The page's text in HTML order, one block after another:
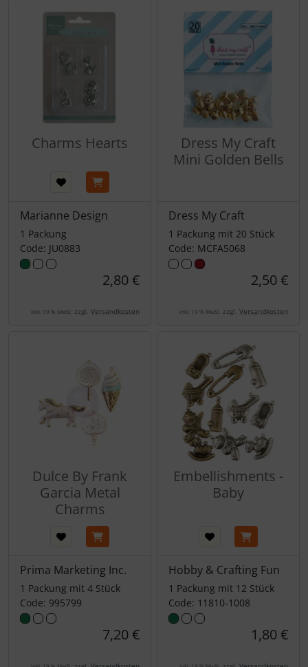
Charms Hearts
Marianne Design
1 Packung
Code: JU0883
2,80 €
inkl. 19 % MwSt. zzgl. Versandkosten
Dress My Craft
Mini Golden Bells
Dress My Craft
1 Packung mit 20 Stück
Code: MCFA5068
2,50 €
inkl. 19 % MwSt. zzgl. Versandkosten
Dulce By Frank
Garcia Metal
Charms
Prima Marketing Inc.
1 Packung mit 4 Stück
Code: 995799
7,20 €
Embellishments -
Baby
Hobby & Crafting Fun
1 Packung mit 12 Stück
Code: 11810-1008
1,80 €